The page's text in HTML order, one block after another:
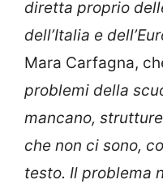
diretta proprio
dell’Italia e
Mara Carfagna,
problemi della
mancano,
che non ci sono,
testo. Il problema